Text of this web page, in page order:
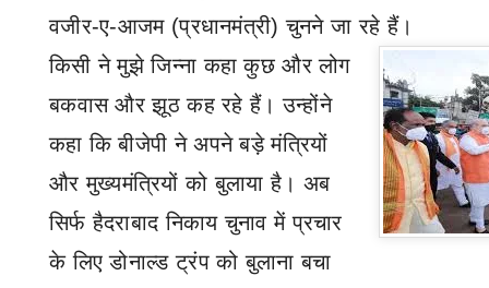
वजीर-ए-आजम (प्रधानमंत्री) चुनने जा रहे हैं।
किसी ने मुझे जिन्ना कहा कुछ और लोग
बकवास और झूठ कह रहे हैं। उन्होंने
कहा कि बीजेपी ने अपने बड़े मंत्रियों
और मुख्यमंत्रियों को बुलाया है। अब
सिर्फ हैदराबाद निकाय चुनाव में प्रचार
के लिए डोनाल्ड ट्रंप को बुलाना बचा